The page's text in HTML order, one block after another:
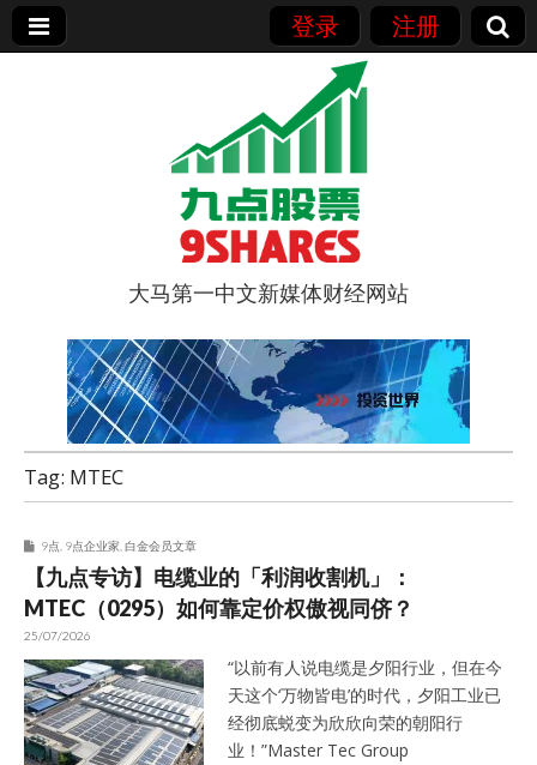
登录 注册
9点股票
大马第一中文新媒体财经网站
Tag: MTEC
9点 9点企业家 白金会员文章
【九点专访】电缆业的「利润收割机」：
MTEC（0295）如何靠定价权傲视同侪？
25/07/2026
“以前有人说电缆是夕阳行业，但在今
天这个‘万物皆电’的时代，夕阳工业已
经彻底蜕变为欣欣向荣的朝阳行
业！”Master Tec Group